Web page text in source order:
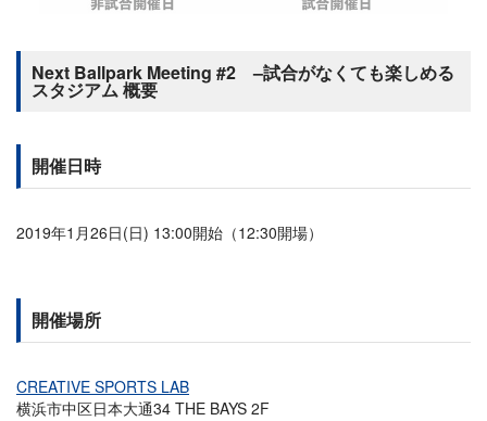
Next Ballpark Meeting #2 –試合がなくても楽しめる
スタジアム 概要
開催日時
2019年1月26日(日) 13:00開始（12:30開場）
開催場所
CREATIVE SPORTS LAB
横浜市中区日本大通34 THE BAYS 2F